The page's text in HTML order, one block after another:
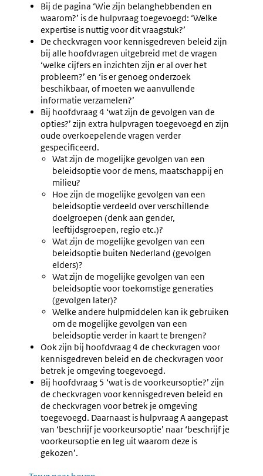
Bij de pagina ‘Wie zijn belanghebbenden en
waarom?’ is de hulpvraag toegevoegd: ‘Welke
expertise is nuttig voor dit vraagstuk?’
De checkvragen voor kennisgedreven beleid zijn
bij alle hoofdvragen uitgebreid met de vragen
‘welke cijfers en inzichten zijn er al over het
probleem?’ en ‘is er genoeg onderzoek
beschikbaar, of moeten we aanvullende
informatie verzamelen?’
Bij hoofdvraag 4 ‘wat zijn de gevolgen van de
opties?’ zijn extra hulpvragen toegevoegd en zijn
oude overkoepelende vragen verder
gespecificeerd.
Wat zijn de mogelijke gevolgen van een
beleidsoptie voor de mens, maatschappij en
milieu?
Hoe zijn de mogelijke gevolgen van een
beleidsoptie verdeeld over verschillende
doelgroepen (denk aan gender,
leeftijdsgroepen, regio etc.)?
Wat zijn de mogelijke gevolgen van een
beleidsoptie buiten Nederland (gevolgen
elders)?
Wat zijn de mogelijke gevolgen van een
beleidsoptie voor toekomstige generaties
(gevolgen later)?
Welke andere hulpmiddelen kan ik gebruiken
om de mogelijke gevolgen van een
beleidsoptie verder in kaart te brengen?
Ook zijn bij hoofdvraag 4 de checkvragen voor
kennisgedreven beleid en de checkvragen voor
betrek je omgeving toegevoegd.
Bij hoofdvraag 5 ‘wat is de voorkeursoptie?’ zijn
de checkvragen voor kennisgedreven beleid en
de checkvragen voor betrek je omgeving
toegevoegd. Daarnaast is hulpvraag A aangepast
van ‘beschrijf je voorkeursoptie’ naar ‘beschrijf je
voorkeursoptie en leg uit waarom deze is
gekozen’.